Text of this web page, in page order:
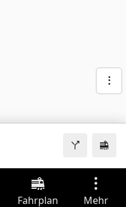
Fahrplan Mehr